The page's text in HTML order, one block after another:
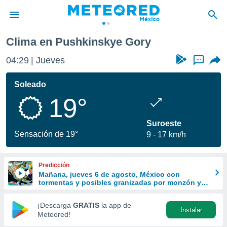
de
ha sido
calidad.
a este
las
y
forma
digital
basada
Clima en Pushkinskye Gory
04:29 Jueves ...
Soleado
19°
Sensación de 19°
Suroeste
9
17 km/h
Predicción
Mañana, jueves 6 de agosto, México con
tormentas y posibles granizadas por monzón y
¡Descarga GRATIS la app de
Meteored!
Instalar